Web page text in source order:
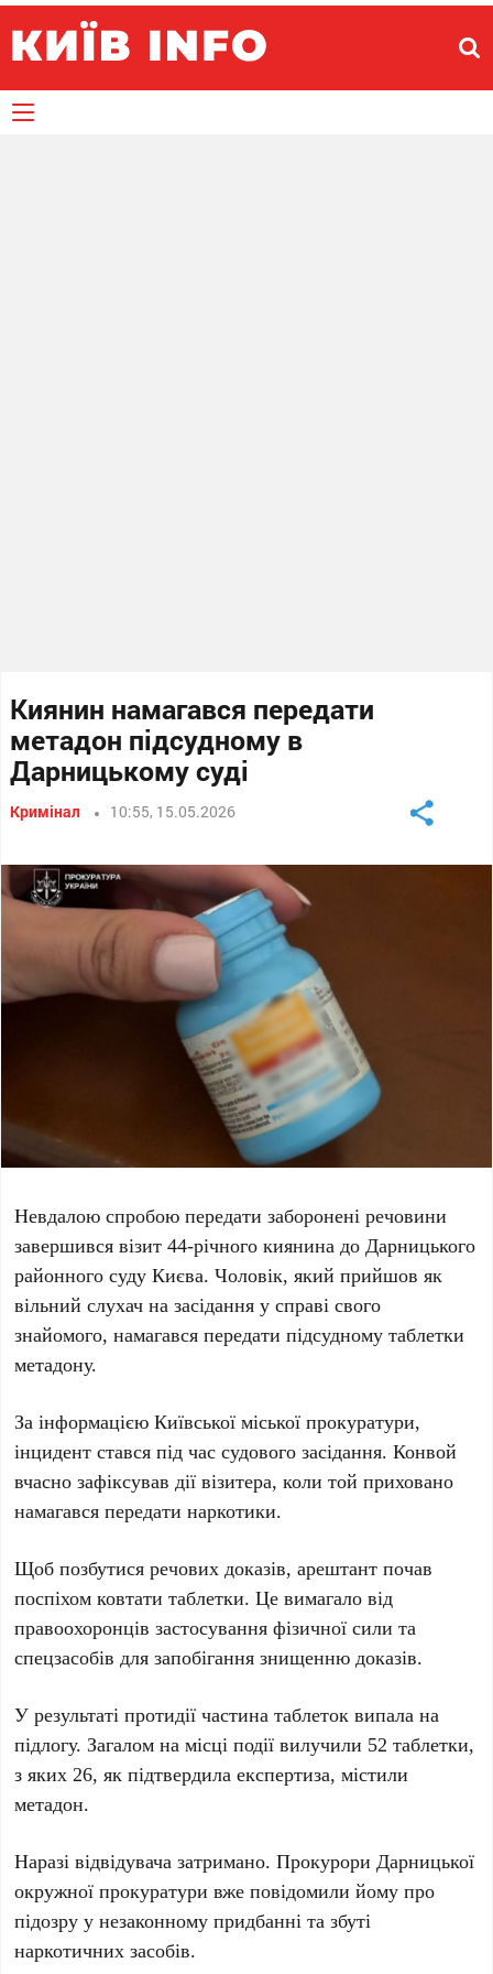
Киянин намагався передати
метадон підсудному в
Дарницькому суді
Кримінал 10:55, 15.05.2026
Невдалою спробою передати заборонені речовини
завершився візит44-річного киянина доДарницького
районного суду Києва. Чоловік, який прийшов як
вільний слухач на засідання у справі свого
знайомого, намагався передати підсудному таблетки
метадону.
За інформацієюКиївської міської прокуратури,
інцидент стався під час судового засідання. Конвой
вчасно зафіксував дії візитера, коли той приховано
намагався передати наркотики.
Щоб позбутися речових доказів, арештант почав
поспіхом ковтати таблетки. Це вимагало від
правоохоронців застосування фізичної сили та
спецзасобів для запобігання знищенню доказів.
У результаті протидії частина таблеток випала на
підлогу. Загалом на місці події вилучили 52 таблетки,
з яких26, як підтвердила експертиза, містили
метадон.
Наразі відвідувача затримано. ПрокурориДарницької
окружної прокуратури вже повідомили йому про
підозру у незаконному придбанні та збуті
наркотичних засобів.